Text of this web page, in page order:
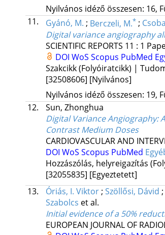
Nyilvános idéző összesen: 16,
11.
Gyánó, M. ; Berczeli, M.* ;
Digital variance angiography
SCIENTIFIC REPORTS 11 : 1
DOI WoS Scopus PubMed
Szakcikk (Folyóiratcikk) |
[32508606] [Nyilvános]
Nyilvános idéző összesen: 19,
12.
Sun, Zhonghua
Digital Variance Angiography:
Contrast Medium Doses
CARDIOVASCULAR AND
DOI WoS Scopus PubMed
Hozzászólás, helyreigazítás
[32055835] [Egyeztetett]
13.
Óriás, I. Viktor ; Szöllősi, Dávid ;
Szabolcs et al.
Initial evidence of a 50%
EUROPEAN JOURNAL OF